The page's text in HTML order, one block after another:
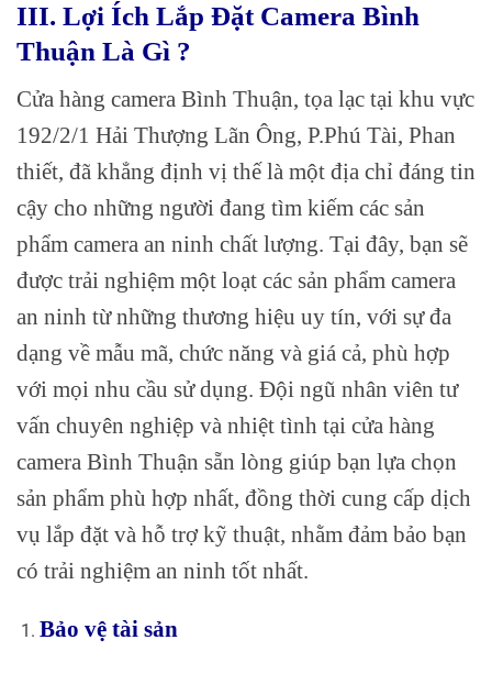
III. Lợi Ích Lắp Đặt Camera Bình
Thuận Là Gì ?
Cửa hàng camera Bình Thuận, tọa lạc tại khu vực
192/2/1 Hải Thượng Lãn Ông, P.Phú Tài, Phan
thiết, đã khẳng định vị thế là một địa chỉ đáng tin
cậy cho những người đang tìm kiếm các sản
phẩm camera an ninh chất lượng. Tại đây, bạn sẽ
được trải nghiệm một loạt các sản phẩm camera
an ninh từ những thương hiệu uy tín, với sự đa
dạng về mẫu mã, chức năng và giá cả, phù hợp
với mọi nhu cầu sử dụng. Đội ngũ nhân viên tư
vấn chuyên nghiệp và nhiệt tình tại cửa hàng
camera Bình Thuận sẵn lòng giúp bạn lựa chọn
sản phẩm phù hợp nhất, đồng thời cung cấp dịch
vụ lắp đặt và hỗ trợ kỹ thuật, nhằm đảm bảo bạn
có trải nghiệm an ninh tốt nhất.
Bảo vệ tài sản